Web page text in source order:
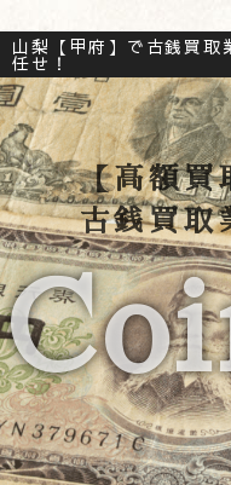
山梨【甲府】で古銭買
任せ！
【高額買
古銭買取